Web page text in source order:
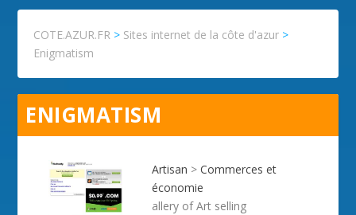
COTE.AZUR.FR > Sites internet de la côte d'azur >
Enigmatism
ENIGMATISM
Artisan >Commerces et
économie
allery of Art selling